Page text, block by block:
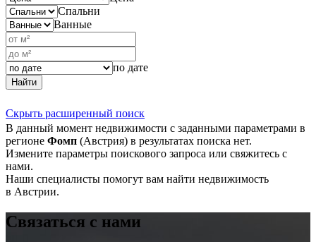
Спальни
Ванные
по дате
Найти
Скрыть расширенный поиск
В данный момент недвижимости с заданными параметрами в
регионе Фомп (Австрия) в результатах поиска нет.
Измените параметры поискового запроса или свяжитесь с
нами.
Наши специалисты помогут вам найти недвижимость
в Австрии.
Связаться с нами